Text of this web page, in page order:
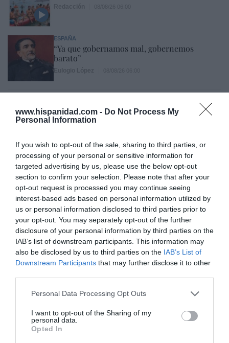
www.hispanidad.com - Do Not Process My
Personal Information
If you wish to opt-out of the sale, sharing to third parties, or
processing of your personal or sensitive information for
targeted advertising by us, please use the below opt-out
section to confirm your selection. Please note that after your
opt-out request is processed you may continue seeing
interest-based ads based on personal information utilized by
us or personal information disclosed to third parties prior to
your opt-out. You may separately opt-out of the further
disclosure of your personal information by third parties on the
IAB’s list of downstream participants. This information may
also be disclosed by us to third parties on the IAB’s List of
Downstream Participants that may further disclose it to other
Personal Data Processing Opt Outs
I want to opt-out of the Sharing of my
personal data.
Opted In
ESPAÑA
“Ya que gobernamos mal, gobernemos
barato”
La batalla no es solo “híbrida” ni
“biopolítica”, sino espiritual... y la ganará la
Gabriel Galdón 08/08/26 06:00
SOCIEDAD
Eslovaquia no admite el gaymonio...
bendecido en otros miembros de la Unión
Europea
Eulogio López 08/08/26 06:00
ECONOMÍA
Seamos más responsables: no siempre el
banco tiene la culpa
Eulogio López 08/08/26 06:00
INTERNACIONAL
Occidente, la de Nagasaki sí: era la ciudad
Eulogio López 08/08/26 06:00